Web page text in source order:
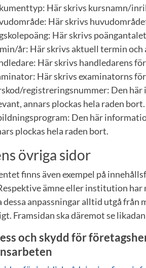
Här skrivs kursnamn/
Här skrivs
Här skrivs
år: Här skrivs aktuell termin och
Här skrivs handledarens
Här skrivs examinatorns
registreringsnummer: Den här
annars plockas hela raden bort.
Den här
plockas hela raden bort.
övriga sidor
finns även exempel på
ämne eller institution
dessa anpassningar alltid utgå
Framsidan ska däremot se
och skydd för